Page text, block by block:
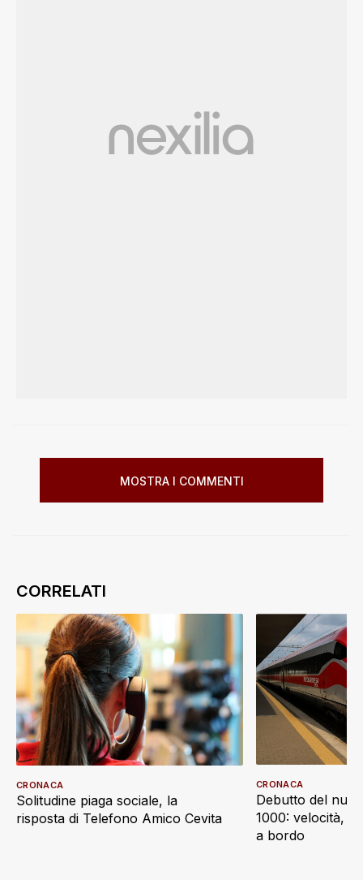
MOSTRA I COMMENTI
Solitudine piaga sociale, la
risposta di Telefono Amico Cevita
CRONACA
Debutto del
1000: velocità,
a bordo
CRONACA